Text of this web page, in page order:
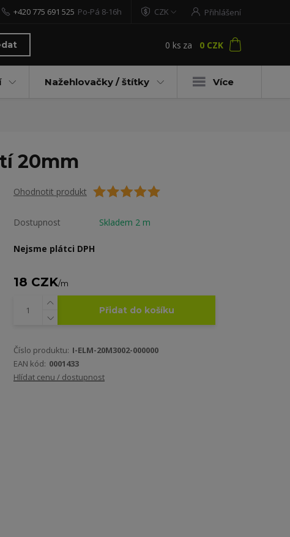
CZK Přihlášení
+420 775 691 525 Po-Pá 8-16h
0 ks za 0 CZK
Nažehlovačky / štítky Více
20mm
Ohodnotit produkt
Dostupnost Skladem 2 m
Nejsme plátci DPH
18 CZK/m
Přidat do košíku
Číslo produktu: I-ELM-20M3002-000000
EAN kód: 0001433
Hlídat cenu / dostupnost